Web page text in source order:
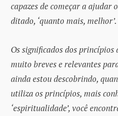
capazes de começar a ajudar
ditado, ‘quanto mais, melhor’.
Os significados dos princípios
muito breves e relevantes
ainda estou descobrindo,
utiliza os princípios, mais
‘espiritualidade’, você